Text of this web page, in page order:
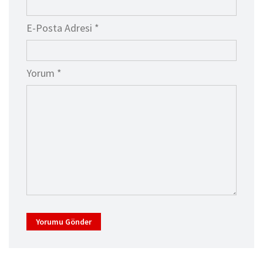
E-Posta Adresi *
Yorum *
Yorumu Gönder